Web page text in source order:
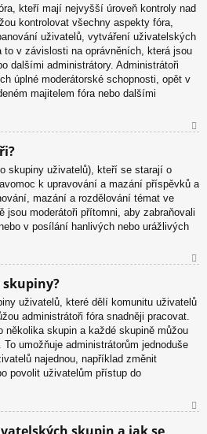
kteří mají nejvyšší úroveň kontroly nad
kontrolovat všechny aspekty fóra,
uživatelů, vytváření uživatelských
to v závislosti na oprávněních, která jsou
dalšími administrátory. Administrátoři
úplné moderátorské schopnosti, opět v
majitelem fóra nebo dalšími
u
skupiny uživatelů), kteří se starají o
k upravování a mazání příspěvků a
mazání a rozdělování témat ve
jsou moderátoři přítomni, aby zabraňovali
v posílání hanlivých nebo urážlivých
or
u
skupiny?
uživatelů, které dělí komunitu uživatelů
administrátoři fóra snadněji pracovat.
několika skupin a každé skupině můžou
umožňuje administrátorům jednoduše
najednou, například změnit
povolit uživatelům přístup do